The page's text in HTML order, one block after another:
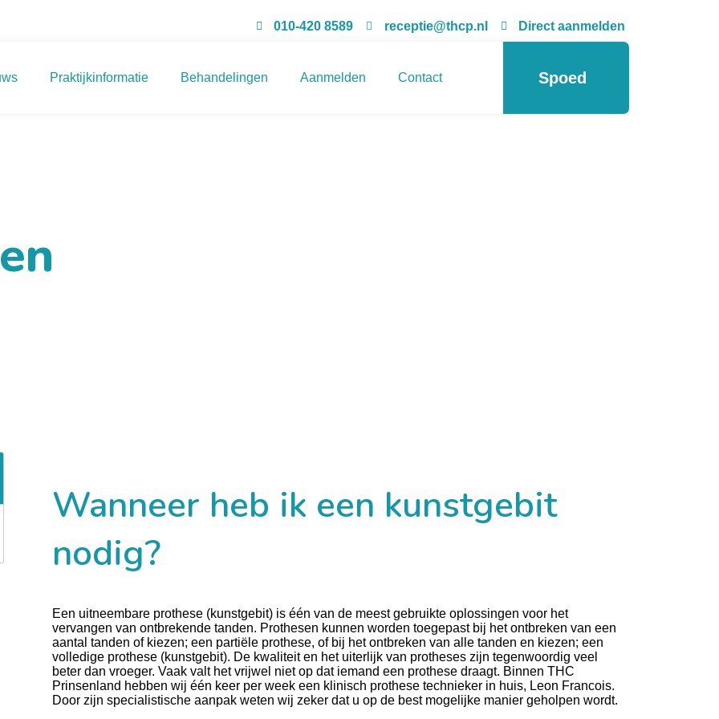
010-420 8589 receptie@thcp.nl Direct aanmelden
Praktijkinformatie Behandelingen Aanmelden Contact Spoed
Wanneer heb ik een kunstgebit
nodig?
Een uitneembare prothese (kunstgebit) is één van de meest gebruikte oplossingen voor het
vervangen van ontbrekende tanden. Prothesen kunnen worden toegepast bij het ontbreken van een
aantal tanden of kiezen; een partiële prothese, of bij het ontbreken van alle tanden en kiezen; een
volledige prothese (kunstgebit). De kwaliteit en het uiterlijk van protheses zijn tegenwoordig veel
beter dan vroeger. Vaak valt het vrijwel niet op dat iemand een prothese draagt. Binnen THC
Prinsenland hebben wij één keer per week een klinisch prothese technieker in huis, Leon Francois.
Door zijn specialistische aanpak weten wij zeker dat u op de best mogelijke manier geholpen wordt.